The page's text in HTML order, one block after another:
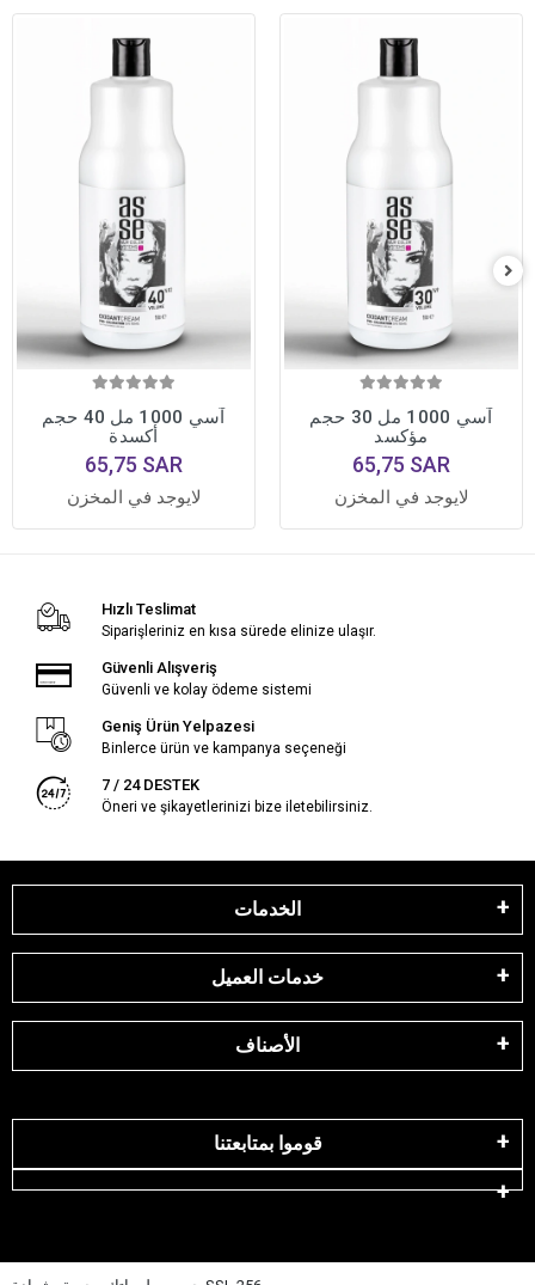
آسي 1000 مل 40 حجم
أكسدة
65,75 SAR
لايوجد في المخزن
آسي 1000 مل 30 حجم
مؤكسد
65,75 SAR
لايوجد في المخزن
Hızlı Teslimat
Siparişleriniz en kısa sürede elinize ulaşır.
Güvenli Alışveriş
Güvenli ve kolay ödeme sistemi
Geniş Ürün Yelpazesi
Binlerce ürün ve kampanya seçeneği
7 / 24 DESTEK
Öneri ve şikayetlerinizi bize iletebilirsiniz.
الخدمات
خدمات العميل
الأصناف
قوموا بمتابعتنا